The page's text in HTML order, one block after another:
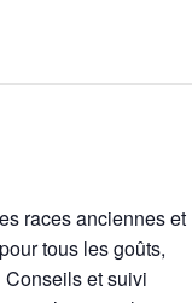
races anciennes et
tous les goûts,
et suivi